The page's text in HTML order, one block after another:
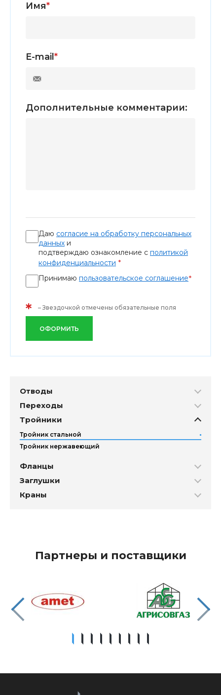
Отводы
Переходы
Тройники
Тройник стальной
Тройник нержавеющий
Фланцы
Заглушки
Краны
Имя*
E-mail *
Дополнительные комментарии:
Даю согласие на обработку персональных
данных и
подтверждаю ознакомление с политикой
конфиденциальности *
Принимаю пользовательское соглашение*
* – Звездочкой отмечены обязательные поля
ОФОРМИТЬ
Партнеры и поставщики